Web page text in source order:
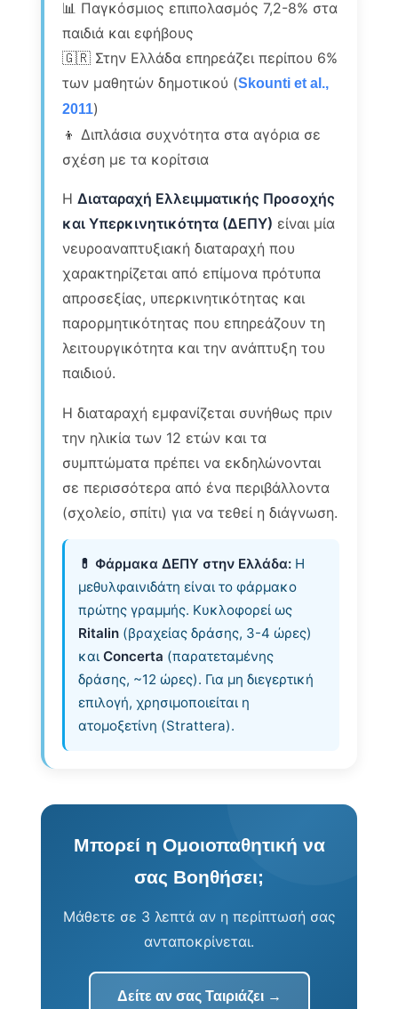
📊 Παγκόσμιος επιπολασμός 7,2-8% στα
παιδιά και εφήβους
🇬🇷 Στην Ελλάδα επηρεάζει περίπου 6%
των μαθητών δημοτικού (Skounti et al.,
2011)
👦 Διπλάσια συχνότητα στα αγόρια σε
σχέση με τα κορίτσια
ΗΔιαταραχή Ελλειμματικής Προσοχής
και Υπερκινητικότητα (ΔΕΠΥ) είναι μία
νευροαναπτυξιακή διαταραχή που
χαρακτηρίζεται από επίμονα πρότυπα
απροσεξίας, υπερκινητικότητας και
παρορμητικότητας που επηρεάζουν τη
λειτουργικότητα και την ανάπτυξη του
παιδιού.
Η διαταραχή εμφανίζεται συνήθως πριν
την ηλικία των 12 ετών και τα
συμπτώματα πρέπει να εκδηλώνονται
σε περισσότερα από ένα περιβάλλοντα
(σχολείο, σπίτι) για να τεθεί η διάγνωση.
💊 Φάρμακα ΔΕΠΥ στην Ελλάδα: Η
μεθυλφαινιδάτη είναι το φάρμακο
πρώτης γραμμής. Κυκλοφορεί ως
Ritalin (βραχείας δράσης, 3-4 ώρες)
καιConcerta (παρατεταμένης
δράσης, ~12 ώρες). Για μη διεγερτική
επιλογή, χρησιμοποιείται η
ατομοξετίνη (Strattera).
Μπορεί η Ομοιοπαθητική να
σας Βοηθήσει;
Μάθετε σε 3 λεπτά αν η περίπτωσή σας
ανταποκρίνεται.
Δείτε αν σας Ταιριάζει →